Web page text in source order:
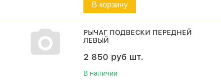
В корзину
РЫЧАГ ПОДВЕСКИ ПЕРЕДНЕЙ
ЛЕВЫЙ
2 850 руб шт.
В наличии